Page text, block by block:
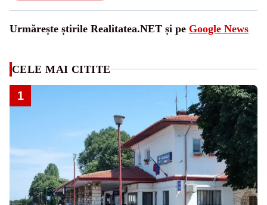
Urmărește știrile Realitatea.NET și pe Google News
CELE MAI CITITE
1